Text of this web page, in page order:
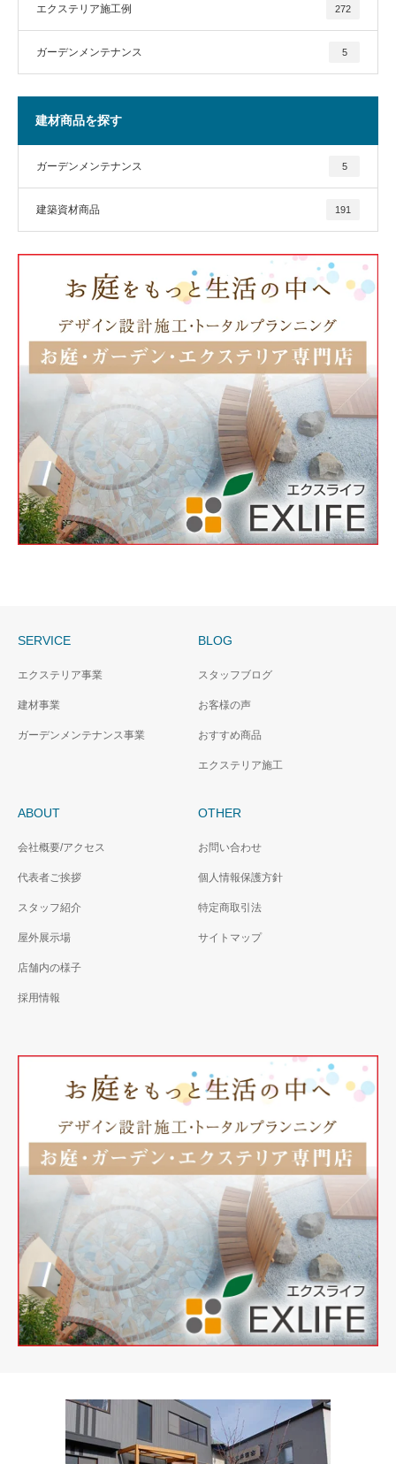
エクステリア施工例 272
ガーデンメンテナンス 5
建材商品を探す
ガーデンメンテナンス 5
建築資材商品 191
SERVICE
エクステリア事業
建材事業
ガーデンメンテナンス事業
BLOG
スタッフブログ
お客様の声
おすすめ商品
エクステリア施工
ABOUT
会社概要/アクセス
代表者ご挨拶
スタッフ紹介
屋外展示場
店舗内の様子
採用情報
OTHER
お問い合わせ
個人情報保護方針
特定商取引法
サイトマップ